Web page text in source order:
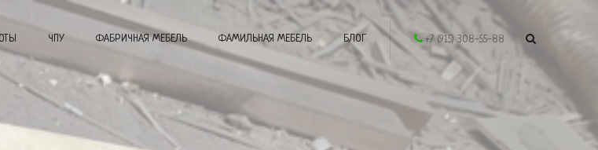
+7 (915) 308-55-88
ЧПУ ФАБРИЧНАЯ МЕБЕЛЬ ФАМИЛЬНАЯ МЕБЕЛЬ БЛОГ